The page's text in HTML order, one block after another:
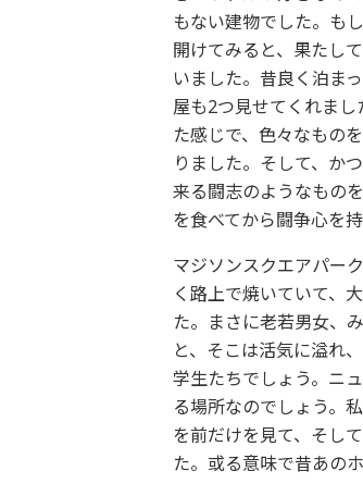
もない建物でした。も
開けてみると、果たし
いました。昔良く泊ま
屋も2つ見せてくれま
た感じで、色々なもの
りました。そして、か
来る闘志のようなもの
を食べてから闘争心を
マジソンスクエアパー
く路上で焼いていて、
た。まさに老若男女、
と、そこは活気に溢れ
学生たちでしょう。ニ
る場所なのでしょう。
を前だけを見て、そし
た。或る意味で昔あの